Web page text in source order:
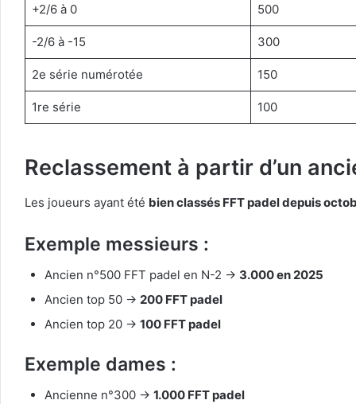
+2/6 à 0 500
-2/6 à -15 300
2e série numérotée 150
1re série 100
Reclassement à partir d’un
Les joueurs ayant été bien classés FFT padel depuis
Exemple messieurs :
Ancien n°500 FFT padel en N-2 → 3.000 en 2025
Ancien top 50 → 200 FFT padel
Ancien top 20 → 100 FFT padel
Exemple dames :
Ancienne n°300 → 1.000 FFT padel